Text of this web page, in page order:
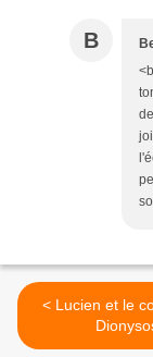
B
< Lucien et le cortège de